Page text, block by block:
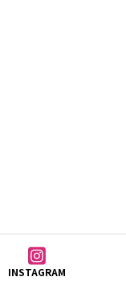
INSTAGRAM